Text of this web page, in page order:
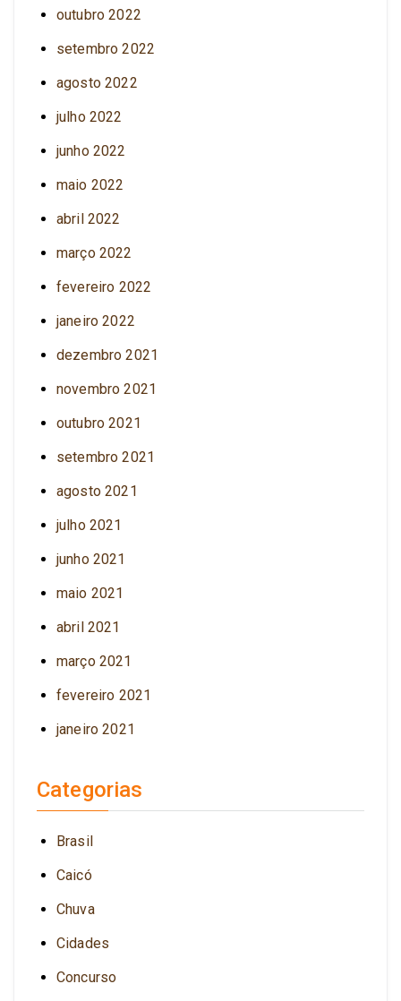
outubro 2022
setembro 2022
agosto 2022
julho 2022
junho 2022
maio 2022
abril 2022
março 2022
fevereiro 2022
janeiro 2022
dezembro 2021
novembro 2021
outubro 2021
setembro 2021
agosto 2021
julho 2021
junho 2021
maio 2021
abril 2021
março 2021
fevereiro 2021
janeiro 2021
Categorias
Brasil
Caicó
Chuva
Cidades
Concurso